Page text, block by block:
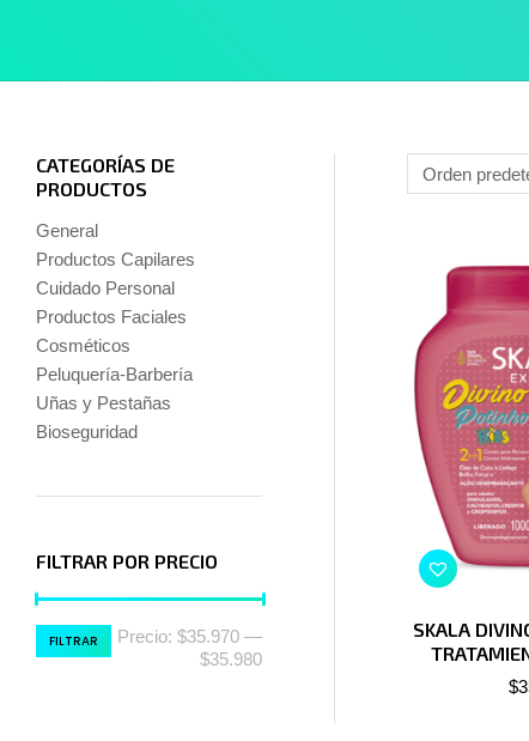
SKALA
$
CATEGORÍAS DE
PRODUCTOS
General
Productos Capilares
Cuidado Personal
Productos Faciales
Cosméticos
Peluquería-Barbería
Uñas y Pestañas
Bioseguridad
FILTRAR POR PRECIO
FILTRAR Precio: $35.970 —
$35.980